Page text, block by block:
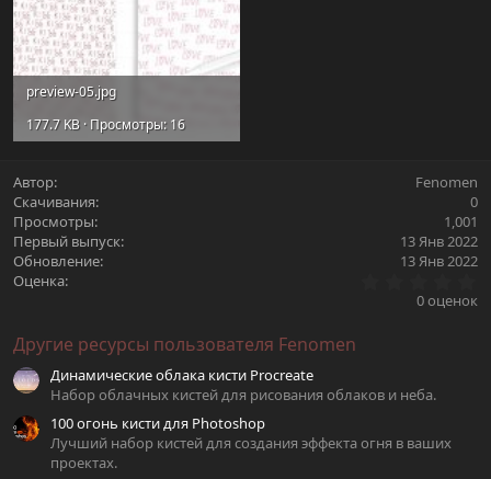
preview-05.jpg
177.7 KB · Просмотры: 16
Автор
Fenomen
Скачивания
0
Просмотры
1,001
Первый выпуск
13 Янв 2022
Обновление
13 Янв 2022
Оценка
0
0 оценок
Другие ресурсы пользователя Fenomen
Динамические облака кисти Procreate
Набор облачных кистей для рисования облаков и неба.
100 огонь кисти для Photoshop
Лучший набор кистей для создания эффекта огня в ваших
проектах.